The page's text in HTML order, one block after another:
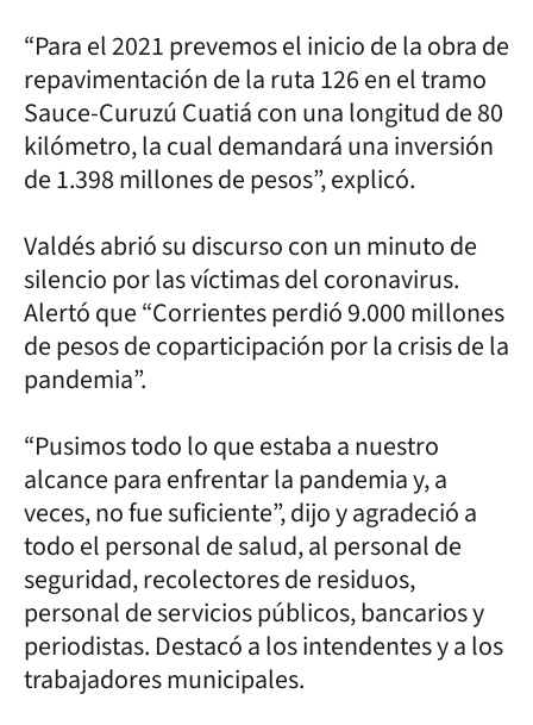
“Para el 2021 prevemos el inicio de la obra de
repavimentación de la ruta 126 en el tramo
Sauce-Curuzú Cuatiá con una longitud de 80
kilómetro, la cual demandará una inversión
de 1.398 millones de pesos”, explicó.
Valdés abrió su discurso con un minuto de
silencio por las víctimas del coronavirus.
Alertó que “Corrientes perdió 9.000 millones
de pesos de coparticipación por la crisis de la
pandemia”.
“Pusimos todo lo que estaba a nuestro
alcance para enfrentar la pandemia y, a
veces, no fue suficiente”, dijo y agradeció a
todo el personal de salud, al personal de
seguridad, recolectores de residuos,
personal de servicios públicos, bancarios y
periodistas. Destacó a los intendentes y a los
trabajadores municipales.